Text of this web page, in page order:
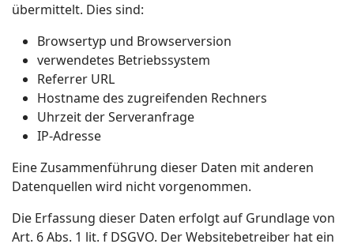
übermittelt. Dies sind:
Browsertyp und Browserversion
verwendetes Betriebssystem
Referrer URL
Hostname des zugreifenden Rechners
Uhrzeit der Serveranfrage
IP-Adresse
Eine Zusammenführung dieser Daten mit anderen
Datenquellen wird nicht vorgenommen.
Die Erfassung dieser Daten erfolgt auf Grundlage von
Art. 6 Abs. 1 lit. f DSGVO. Der Websitebetreiber hat ein